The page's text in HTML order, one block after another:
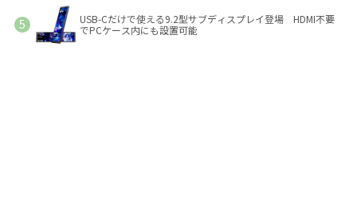
USB-Cだけで使える9.2型サブディスプレイ登場 HDMI不要
でPCケース内にも設置可能